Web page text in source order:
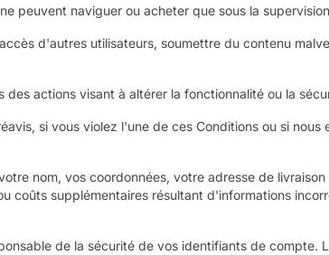
peuvent naviguer ou acheter que sous la
d'autres utilisateurs, soumettre du contenu
actions visant à altérer la fonctionnalité ou la
si vous violez l'une de ces Conditions ou si nous
nom, vos coordonnées, votre adresse de
coûts supplémentaires résultant d'informations
de la sécurité de vos identifiants de compte.